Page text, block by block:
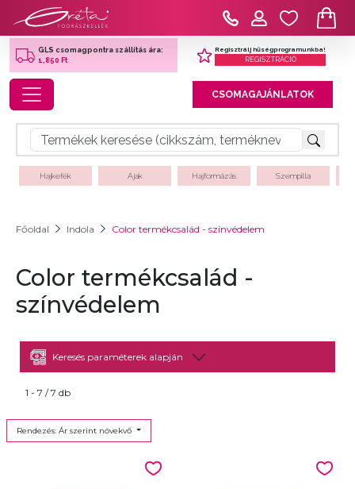
GLS csomagpontra szállítás ára:
1,850 Ft
Regisztrálj hűségprogramunkba!
REGISZTRÁCIÓ
Toggle navigation CSOMAGAJÁNLATOK
Hajkefék Ajak Hajformázás Szempilla
Főoldal Indola Color termékcsalád - színvédelem
Color termékcsalád -
színvédelem
Keresés paraméterek alapján
1 - 7 / 7 db
Rendezés: Ár szerint növekvő